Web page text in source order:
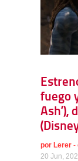
fuego
Ash’),
por Lerer -
20 Jun,